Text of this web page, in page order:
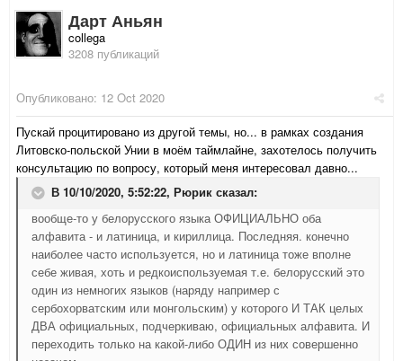
Дарт Аньян
collega
3208 публикаций
Опубликовано: 12 Oct 2020
Пускай процитировано из другой темы, но... в рамках создания
Литовско-польской Унии в моём таймлайне, захотелось получить
консультацию по вопросу, который меня интересовал давно...
В 10/10/2020, 5:52:22, Рюрик сказал:
вообще-то у белорусского языка ОФИЦИАЛЬНО оба
алфавита - и латиница, и кириллица. Последняя. конечно
наиболее часто используется, но и латиница тоже вполне
себе живая, хоть и редкоиспользуемая т.е. белорусский это
один из немногих языков (наряду например с
сербохорватским или монгольским) у которого И ТАК целых
ДВА официальных, подчеркиваю, официальных алфавита. И
переходить только на какой-либо ОДИН из них совершенно